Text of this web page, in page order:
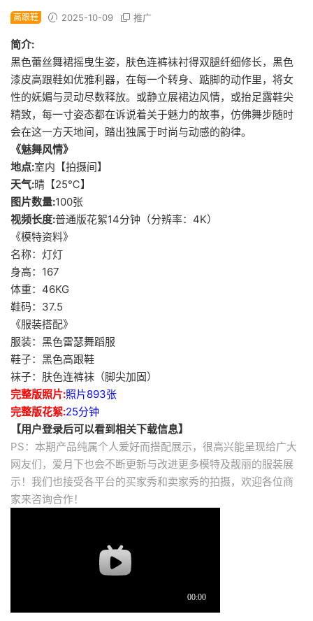
高跟鞋 2025-10-09 推广
简介:
黑色蕾丝舞裙摇曳生姿，肤色连裤袜衬得双腿纤细修长，黑色
漆皮高跟鞋如优雅利器，在每一个转身、踮脚的动作里，将女
性的妩媚与灵动尽数释放。或静立展裙边风情，或抬足露鞋尖
精致，每一寸姿态都在诉说着关于魅力的故事，仿佛舞步随时
会在这一方天地间，踏出独属于时尚与动感的韵律。
《魅舞风情》
地点:室内【拍摄间】
天气:晴【25℃】
图片数量:100张
视频长度:普通版花絮14分钟（分辨率：4K）
《模特资料》
名称：灯灯
身高：167
体重：46KG
鞋码：37.5
《服装搭配》
服装：黑色雷瑟舞蹈服
鞋子：黑色高跟鞋
袜子：肤色连裤袜（脚尖加固）
完整版照片:照片893张
完整版花絮:25分钟
【用户登录后可以看到相关下载信息】
PS：本期产品纯属个人爱好而搭配展示，很高兴能呈现给广大
网友们，爱月下也会不断更新与改进更多模特及靓丽的服装展
示！我们也接受各平台的买家秀和卖家秀的拍摄，欢迎各位商
家来咨询合作！